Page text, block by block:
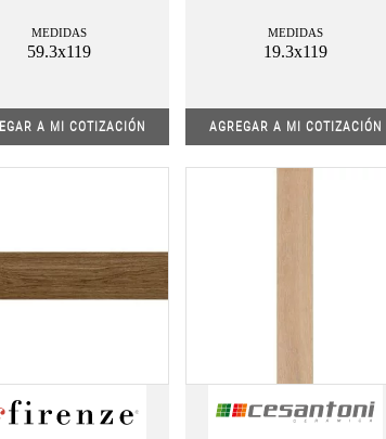
MEDIDAS
59.3x119
A MI COTIZACIÓN
MEDIDAS
19.3x119
AGREGAR A MI COTIZACIÓN